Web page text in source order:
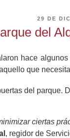
29 DE
del
hace
que
del
ciertas
, regidor de